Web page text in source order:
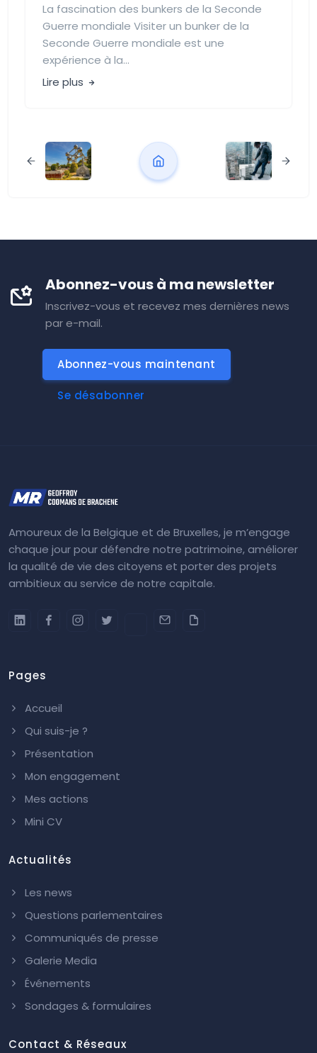
La fascination des bunkers de la Seconde
Guerre mondiale Visiter un bunker de la
Seconde Guerre mondiale est une
expérience à la...
Lire plus
Abonnez-vous à ma newsletter
Inscrivez-vous et recevez mes dernières news
par e-mail.
Abonnez-vous maintenant
Se désabonner
Amoureux de la Belgique et de Bruxelles, je m’engage
chaque jour pour défendre notre patrimoine, améliorer
la qualité de vie des citoyens et porter des projets
ambitieux au service de notre capitale.
Pages
Accueil
Qui suis-je ?
Présentation
Mon engagement
Mes actions
Mini CV
Actualités
Les news
Questions parlementaires
Communiqués de presse
Galerie Media
Événements
Sondages & formulaires
Contact & Réseaux